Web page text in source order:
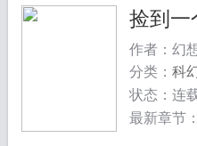
捡到一
作者：幻
分类： 科幻
状态：连
最新章节：